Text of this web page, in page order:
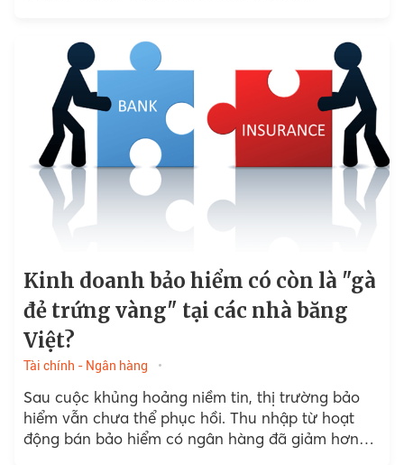
Kinh doanh bảo hiểm có còn là "gà
đẻ trứng vàng" tại các nhà băng
Việt?
Tài chính - Ngân hàng
Sau cuộc khủng hoảng niềm tin, thị trường bảo
hiểm vẫn chưa thể phục hồi. Thu nhập từ hoạt
động bán bảo hiểm có ngân hàng đã giảm hơn